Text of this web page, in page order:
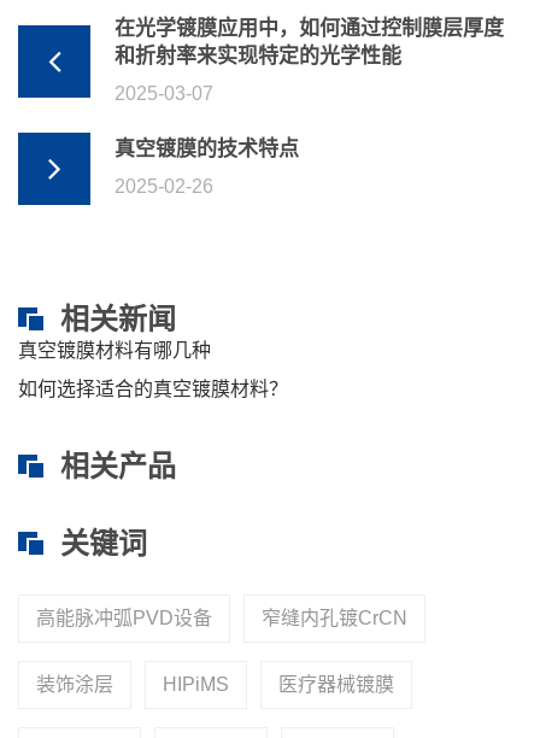
在光学镀膜应用中，如何通过控制膜层厚度
和折射率来实现特定的光学性能
2025-03-07
真空镀膜的技术特点
2025-02-26
相关新闻
真空镀膜材料有哪几种
如何选择适合的真空镀膜材料？
相关产品
关键词
高能脉冲弧PVD设备 窄缝内孔镀CrCN
装饰涂层 HIPiMS 医疗器械镀膜